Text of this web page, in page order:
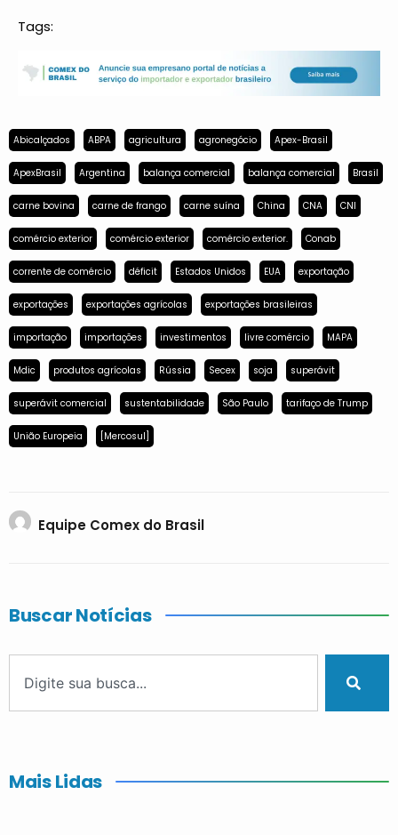
Tags:
Abicalçados ABPA agricultura agronegócio Apex-Brasil
ApexBrasil Argentina balança comercial balança comercial Brasil
carne bovina carne de frango carne suína China CNA CNI
comércio exterior comércio exterior comércio exterior. Conab
corrente de comércio déficit Estados Unidos EUA exportação
exportações exportações agrícolas exportações brasileiras
importação importações investimentos livre comércio MAPA
Mdic produtos agrícolas Rússia Secex soja superávit
superávit comercial sustentabilidade São Paulo tarifaço de Trump
União Europeia [Mercosul]
Equipe Comex do Brasil
Buscar Notícias
Mais Lidas